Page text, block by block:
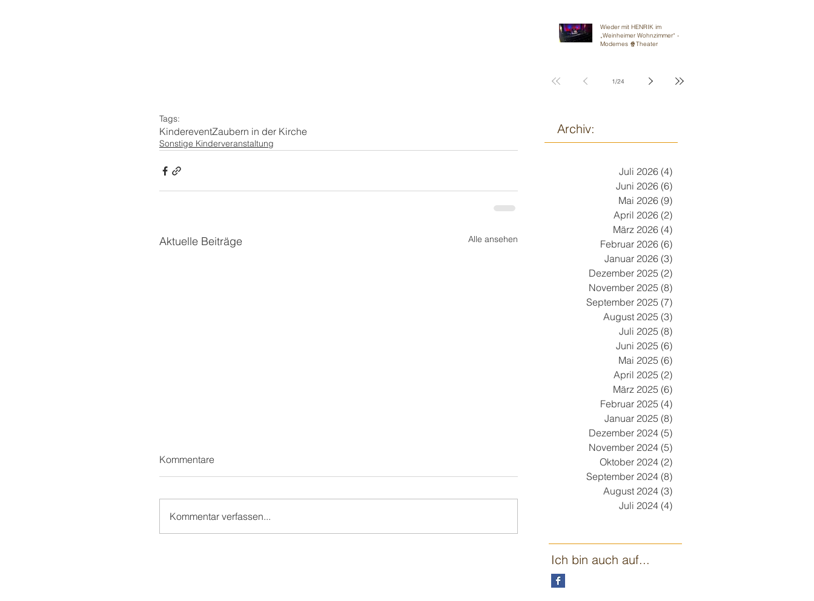
Tags:
KindereventZaubern in der Kirche
Sonstige Kinderveranstaltung
Aktuelle Beiträge Alle ansehen
Kommentare
Kommentar verfassen...
Wieder mit HENRIK im
„Weinheimer Wohnzimmer“ -
Modernes 🍿Theater
1/24
Archiv:
Juli 2026 (4)
Juni 2026 (6)
Mai 2026 (9)
April 2026 (2)
März 2026 (4)
Februar 2026 (6)
Januar 2026 (3)
Dezember 2025 (2)
November 2025 (8)
September 2025 (7)
August 2025 (3)
Juli 2025 (8)
Juni 2025 (6)
Mai 2025 (6)
April 2025 (2)
März 2025 (6)
Februar 2025 (4)
Januar 2025 (8)
Dezember 2024 (5)
November 2024 (5)
Oktober 2024 (2)
September 2024 (8)
August 2024 (3)
Juli 2024 (4)
Ich bin auch auf...